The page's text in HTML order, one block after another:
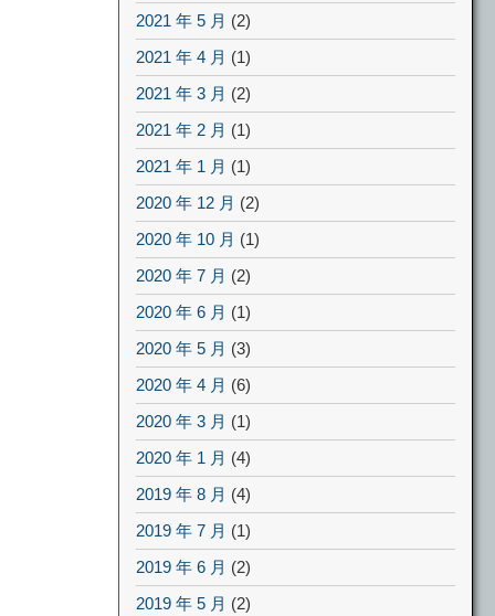
2021 年 5 月 (2)
2021 年 4 月 (1)
2021 年 3 月 (2)
2021 年 2 月 (1)
2021 年 1 月 (1)
2020 年 12 月 (2)
2020 年 10 月 (1)
2020 年 7 月 (2)
2020 年 6 月 (1)
2020 年 5 月 (3)
2020 年 4 月 (6)
2020 年 3 月 (1)
2020 年 1 月 (4)
2019 年 8 月 (4)
2019 年 7 月 (1)
2019 年 6 月 (2)
2019 年 5 月 (2)